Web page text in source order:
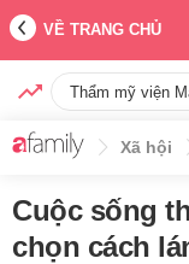
VỀ TRANG CHỦ
Thẩm mỹ viện
Xã hội
Cuộc sống
chọn cách